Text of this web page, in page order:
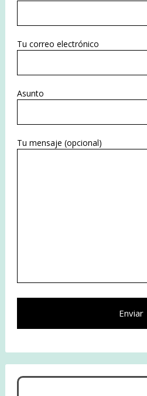
Tu correo electrónico
Asunto
Tu mensaje (opcional)